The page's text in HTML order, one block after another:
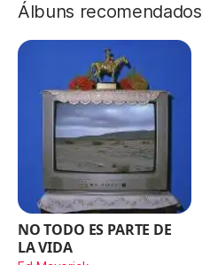
Álbuns recomendados
NO TODO ES PARTE DE
LA VIDA